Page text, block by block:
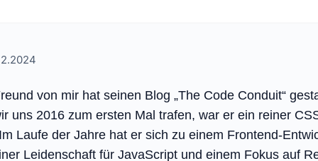
von mir hat seinen Blog „The Code Conduit“
uns 2016 zum ersten Mal trafen, war er ein reiner
Laufe der Jahre hat er sich zu einem Frontend-
Leidenschaft für JavaScript und einem Fokus auf